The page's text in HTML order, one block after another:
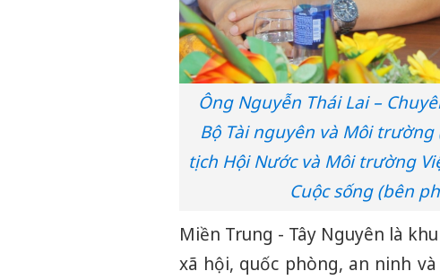
Ông Nguyễn Thái Lai –
Bộ Tài nguyên và Môi trường
tịch Hội Nước và Môi trường
Cuộc sống (bên
Miền Trung - Tây Nguyên là
xã hội, quốc phòng, an ninh